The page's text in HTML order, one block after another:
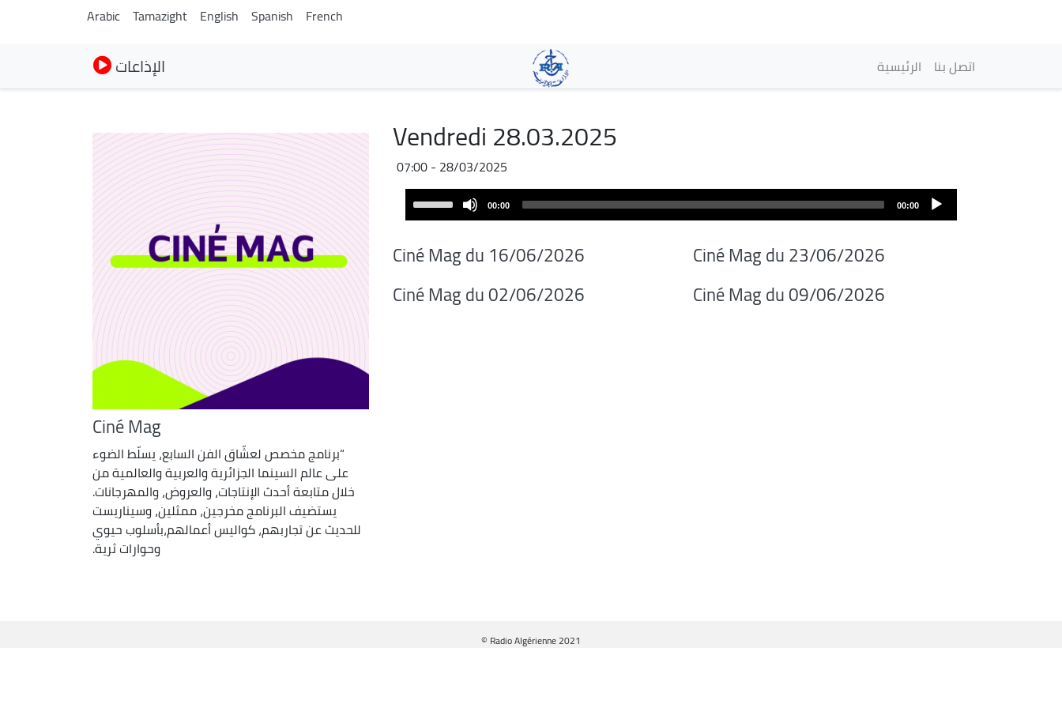
contenido
principal
Arabic Tamazight English Spanish French
الإذاعات Navegación
الرئيسية اتصل بنا
Vendredi 28.03.2025
28/03/2025 - 07:00
Player
00:00
00:00
Up/Down
keys
increase
decrease
Ciné Mag du 23/06/2026
Ciné Mag du 16/06/2026
Ciné Mag du 09/06/2026
Ciné Mag du 02/06/2026
Ciné Mag
“برنامج مخصص لعشّاق الفن السابع، يسلّط الضوء
على عالم السينما الجزائرية والعربية والعالمية من
خلال متابعة أحدث الإنتاجات، والعروض، والمهرجانات.
يستضيف البرنامج مخرجين، ممثلين، وسيناريست
للحديث عن تجاربهم، كواليس أعمالهم،بأسلوب حيوي
وحوارات ثرية.
© Radio Algérienne 2021